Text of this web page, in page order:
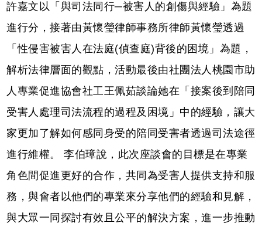
許嘉文以「與司法同行─被害人的創傷與經驗」為題
進行分，接著由黃懷瑩律師事務所律師黃懷瑩透過
「性侵害被害人在法庭(偵查庭)背後的困境」為題，
解析法律層面的觀點，活動最後由社團法人桃園市助
人專業促進協會社工王佩茹談論她在「接案後到陪同
受害人處理司法流程的過程及困境」中的經驗，讓大
家更加了解如何感同身受的陪同受害者透過司法途徑
進行維權。 李伯璋說，此次座談會的目標是在專業
角色間促進更好的合作，共同為受害人提供支持和服
務，與會者以他們的專業來分享他們的經驗和見解，
與大眾一同探討有效且公平的解決方案，進一步推動